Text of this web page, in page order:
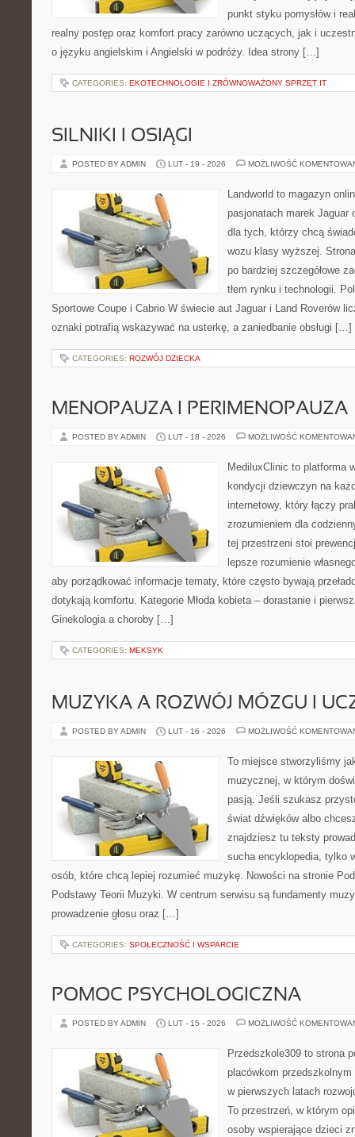
punkt styku pomysłów i
realny postęp oraz komfort pracy zarówno uczących, jak i
o języku angielskim i Angielski w podróży. Idea strony […]
CATEGORIES: EKOTECHNOLOGIE I ZRÓWNOWAŻONY SPRZĘT IT
SILNIKI I OSIĄGI
POSTED BY ADMIN LUT - 19 - 2026 MOŻLIWOŚĆ
Landworld to magazyn
pasjonatach marek Jaguar
dla tych, którzy chcą
wozu klasy wyższej.
po bardziej szczegółowe
tłem rynku i technologii.
Sportowe Coupe i Cabrio W świecie aut Jaguar i Land Roverów
oznaki potrafią wskazywać na usterkę, a zaniedbanie obsługi […]
CATEGORIES: ROZWÓJ DZIECKA
MENOPAUZA I PERIMENOPAUZA
POSTED BY ADMIN LUT - 18 - 2026 MOŻLIWOŚĆ
MediluxClinic to platforma
kondycji dziewczyn na
internetowy, który łączy
zrozumieniem dla
tej przestrzeni stoi
lepsze rozumienie
aby porządkować informacje tematy, które często bywają
dotykają komfortu. Kategorie Młoda kobieta – dorastanie i
Ginekologia a choroby […]
CATEGORIES: MEKSYK
MUZYKA A ROZWÓJ MÓZGU I
POSTED BY ADMIN LUT - 16 - 2026 MOŻLIWOŚĆ
To miejsce stworzyliśmy
muzycznej, w którym
pasją. Jeśli szukasz
świat dźwięków albo
znajdziesz tu teksty
sucha encyklopedia, tylko
osób, które chcą lepiej rozumieć muzykę. Nowości na stronie
Podstawy Teorii Muzyki. W centrum serwisu są fundamenty
prowadzenie głosu oraz […]
CATEGORIES: SPOŁECZNOŚĆ I WSPARCIE
POMOC PSYCHOLOGICZNA
POSTED BY ADMIN LUT - 15 - 2026 MOŻLIWOŚĆ
Przedszkole309 to strona
placówkom
w pierwszych latach
To przestrzeń, w którym
osoby wspierające dzieci